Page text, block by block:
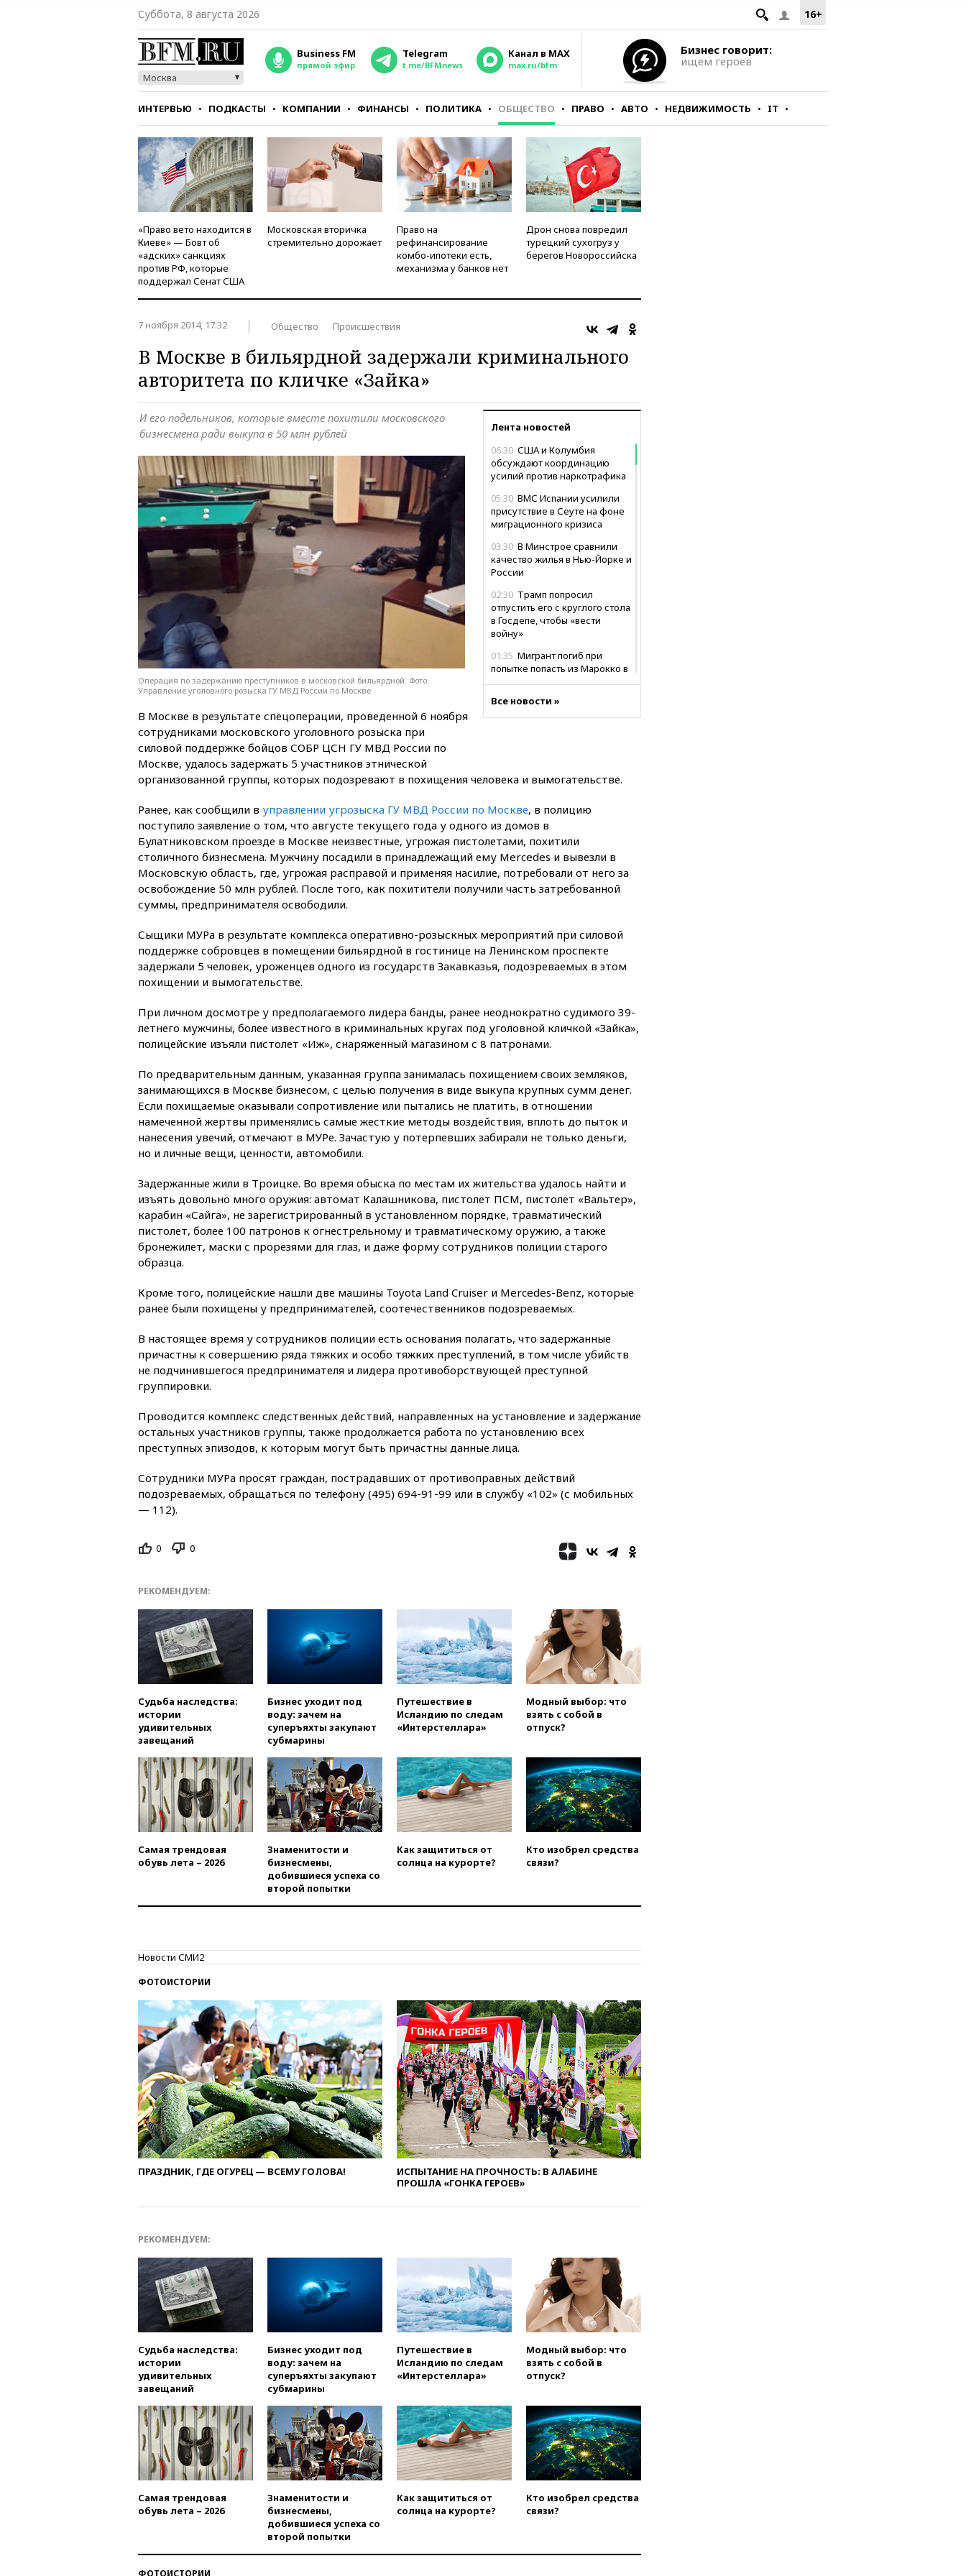
16+
Суббота, 8 августа 2026
Москва
Business FM
прямой эфир
Telegram
t.me/BFMnews
Канал в MAX
max.ru/bfm
Бизнес говорит:
ищем героев
ИНТЕРВЬЮ ПОДКАСТЫ КОМПАНИИ ФИНАНСЫ ПОЛИТИКА ОБЩЕСТВО ПРАВО АВТО НЕДВИЖИМОСТЬ IT
СТИЛЬ ТЕСТЫ
«Право вето находится в
Киеве» — Бовт об
«адских» санкциях
против РФ, которые
поддержал Сенат США
Московская вторичка
стремительно дорожает
Право на
рефинансирование
комбо-ипотеки есть,
механизма у банков нет
Дрон снова повредил
турецкий сухогруз у
берегов Новороссийска
7 ноября 2014, 17:32 Общество Происшествия
В Москве в бильярдной задержали криминального
авторитета по кличке «Зайка»
Лента новостей
06:30 США и Колумбия
обсуждают координацию
усилий против наркотрафика
05:30 ВМС Испании усилили
присутствие в Сеуте на фоне
миграционного кризиса
03:30 В Минстрое сравнили
качество жилья в Нью-Йорке и
России
02:30 Трамп попросил
отпустить его с круглого стола
в Госдепе, чтобы «вести
войну»
01:35 Мигрант погиб при
попытке попасть из Марокко в
00:30 FT: ЕС не готов принять в
блок Украину из-за уровня
выгоду безвизового режима с
вчера, 22:59На башню
ресторана «Армения» в
Москве вернут утраченную
скульптуру балерины
вчера, 22:45Литовец
протаранил погранпункт при
попытке попасть в Россию
анонсировал скорое
соглашение о прекращении
огня США и Ирана
при нападении в Чехии
вчера, 22:00 Путин поручил
выделить средства на новые
области
вчера, 21:56 The Atlantic: Маск
отказал Украине в
использовании Starlink для
атак вглубь РФ
уголовное дело
вчера, 21:26 Лидеры сборной
РФ по гимнастике получили
официальный отказ в визах от
Хорватии
НЛО
вчера, 21:00На границе
свыше 6,5 тысячи грузовиков
вчера, 20:53Швыдкой:
«Интервидение» точно
сбила еще 75 украинских
беспилотников над Россией
вчера, 20:35
Белгородской области
вчера, 20:30
Лидию Невзорову
Суд США
вчера, 20:15
Сенат США
одобрил ужесточение
санкций против России и
Ирана
вчера, 20:00СК возбудил дело
против журналистки Катерины
Гордеевой о фейках о ВС
нейтральный статус
фигуристкам Валиевой и
Трусовой
вчера, 19:35Зеленский
впервые совершил
официальный визит в Сербию
вчера, 19:19 Россиянка
погибла во Французских
вчера, 19:00Открытое
вчера, 18:55Минобороны
отчиталось об ударах по двум
вчера, 18:47Школьники из РФ
стали абсолютными
чемпионами на олимпиаде по
ИИ
вчера, 18:39Два человека
погибли в результате удара
ВСУ по многоэтажке в Керчи
вчера, 18:25Беспилотник
атаковал турецкий сухогруз у
побережья Новороссийска
вчера, 18:18Товарооборот
Китая и России вырос в этом
Bloomberg:
авиакомпании США обязали
проверить самолеты Boeing на
наличие трещин
вчера, 17:35В Казани
падении из окна десятого
этажа
киберкомандование США
расследует серию
самоубийств своих служащих
вчера, 17:00Сняты
ограничения на полеты в
аэропорту Геленджика
вчера, 16:50 В Братиславе
загорелся крупнейший НПЗ
Все новости »
И его подельников, которые вместе похитили московского
бизнесмена ради выкупа в 50 млн рублей
Операция по задержанию преступников в московской бильярдной. Фото:
Управление уголовного розыска ГУ МВД России по Москве
В Москве в результате спецоперации, проведенной 6 ноября
сотрудниками московского уголовного розыска при
силовой поддержке бойцов СОБР ЦСН ГУ МВД России по
Москве, удалось задержать 5 участников этнической
организованной группы, которых подозревают в похищения человека и вымогательстве.
Ранее, как сообщили в управлении угрозыска ГУ МВД России по Москве, в полицию
поступило заявление о том, что августе текущего года у одного из домов в
Булатниковском проезде в Москве неизвестные, угрожая пистолетами, похитили
столичного бизнесмена. Мужчину посадили в принадлежащий ему Mercedes и вывезли в
Московскую область, где, угрожая расправой и применяя насилие, потребовали от него за
освобождение 50 млн рублей. После того, как похитители получили часть затребованной
суммы, предпринимателя освободили.
Сыщики МУРа в результате комплекса оперативно-розыскных мероприятий при силовой
поддержке собровцев в помещении бильярдной в гостинице на Ленинском проспекте
задержали 5 человек, уроженцев одного из государств Закавказья, подозреваемых в этом
похищении и вымогательстве.
При личном досмотре у предполагаемого лидера банды, ранее неоднократно судимого 39-
летнего мужчины, более известного в криминальных кругах под уголовной кличкой «Зайка»,
полицейские изъяли пистолет «Иж», снаряженный магазином с 8 патронами.
По предварительным данным, указанная группа занималась похищением своих земляков,
занимающихся в Москве бизнесом, с целью получения в виде выкупа крупных сумм денег.
Если похищаемые оказывали сопротивление или пытались не платить, в отношении
намеченной жертвы применялись самые жесткие методы воздействия, вплоть до пыток и
нанесения увечий, отмечают в МУРе. Зачастую у потерпевших забирали не только деньги,
но и личные вещи, ценности, автомобили.
Задержанные жили в Троицке. Во время обыска по местам их жительства удалось найти и
изъять довольно много оружия: автомат Калашникова, пистолет ПСМ, пистолет «Вальтер»,
карабин «Сайга», не зарегистрированный в установленном порядке, травматический
пистолет, более 100 патронов к огнестрельному и травматическому оружию, а также
бронежилет, маски с прорезями для глаз, и даже форму сотрудников полиции старого
образца.
Кроме того, полицейские нашли две машины Toyota Land Cruiser и Mercedes-Benz, которые
ранее были похищены у предпринимателей, соотечественников подозреваемых.
В настоящее время у сотрудников полиции есть основания полагать, что задержанные
причастны к совершению ряда тяжких и особо тяжких преступлений, в том числе убийств
не подчинившегося предпринимателя и лидера противоборствующей преступной
группировки.
Проводится комплекс следственных действий, направленных на установление и задержание
остальных участников группы, также продолжается работа по установлению всех
преступных эпизодов, к которым могут быть причастны данные лица.
Сотрудники МУРа просят граждан, пострадавших от противоправных действий
подозреваемых, обращаться по телефону (495) 694-91-99 или в службу «102» (с мобильных
— 112).
0 0
РЕКОМЕНДУЕМ:
Судьба наследства:
истории
удивительных
завещаний
Бизнес уходит под
воду: зачем на
суперъяхты закупают
субмарины
Путешествие в
Исландию по следам
«Интерстеллара»
Модный выбор: что
взять с собой в
отпуск?
Самая трендовая
обувь лета – 2026
Знаменитости и
бизнесмены,
добившиеся успеха со
второй попытки
Как защититься от
солнца на курорте?
Кто изобрел средства
связи?
Новости СМИ2
ФОТОИСТОРИИ
ПРАЗДНИК, ГДЕ ОГУРЕЦ — ВСЕМУ ГОЛОВА!
ИСПЫТАНИЕ НА ПРОЧНОСТЬ: В АЛАБИНЕ
ПРОШЛА «ГОНКА ГЕРОЕВ»
РЕКОМЕНДУЕМ:
Судьба наследства:
истории
удивительных
завещаний
Бизнес уходит под
воду: зачем на
суперъяхты закупают
субмарины
Путешествие в
Исландию по следам
«Интерстеллара»
Модный выбор: что
взять с собой в
отпуск?
Самая трендовая
обувь лета – 2026
Знаменитости и
бизнесмены,
добившиеся успеха со
второй попытки
Как защититься от
солнца на курорте?
Кто изобрел средства
связи?
ФОТОИСТОРИИ